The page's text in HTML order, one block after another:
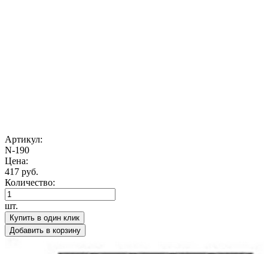
Артикул:
N-190
Цена:
417 руб.
Количество:
шт.
Купить в один клик
Добавить в корзину